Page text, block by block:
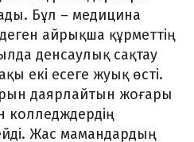
Бұл – медицина
айрықша құрметтің
денсаулық сақтау
екі есеге жуық өсті.
даярлайтын жоғары
Жас мамандардың